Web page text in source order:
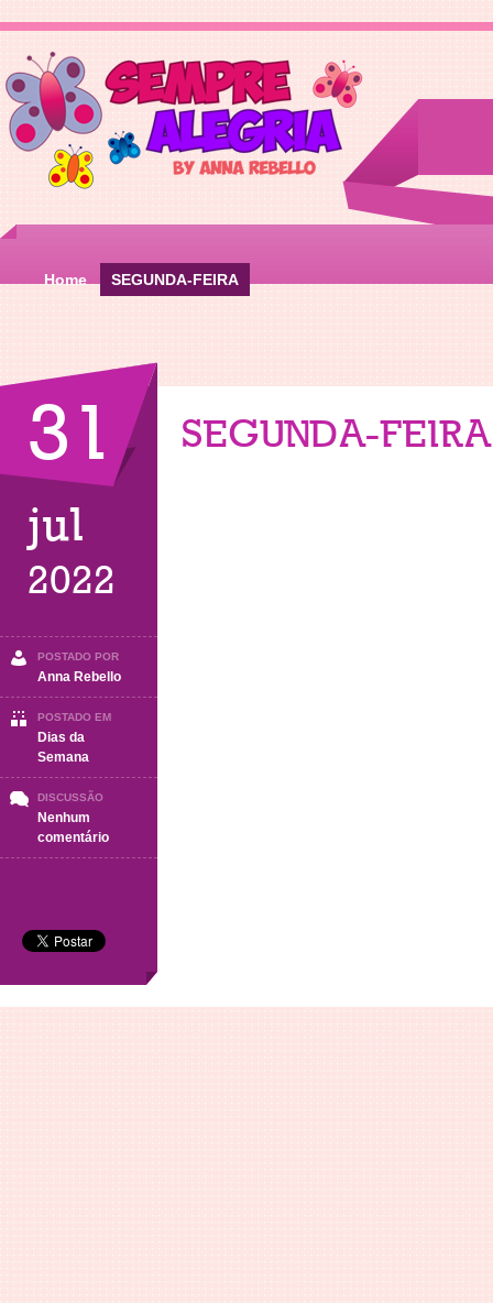
Home SEGUNDA-FEIRA
31
jul
2022
POSTADO POR
Anna Rebello
POSTADO EM
Dias da
Semana
DISCUSSÃO
Nenhum
comentárioem
SEGUNDA-
SEGUNDA-FEIRA